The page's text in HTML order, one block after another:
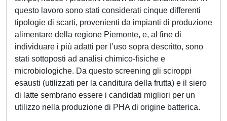
questo lavoro sono stati considerati cinque differenti
tipologie di scarti, provenienti da impianti di produzione
alimentare della regione Piemonte, e, al fine di
individuare i più adatti per l’uso sopra descritto, sono
stati sottoposti ad analisi chimico-fisiche e
microbiologiche. Da questo screening gli sciroppi
esausti (utilizzati per la canditura della frutta) e il siero
di latte sembrano essere i candidati migliori per un
utilizzo nella produzione di PHA di origine batterica.